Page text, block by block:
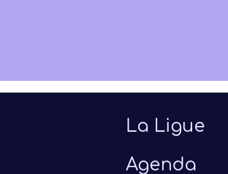
La Ligue
Agenda